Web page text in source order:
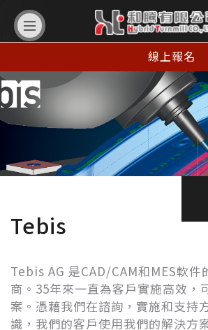
和
騰
有
限
公
Hybrid
Turnmill
Co.,LTD.
線上報名
Tebis
Tebis AG 是CAD/CAM和MES軟件
商。35年來一直為客戶實施高效，
案。憑藉我們在諮詢，實施和支持
識，我們的客戶使用我們的解決方